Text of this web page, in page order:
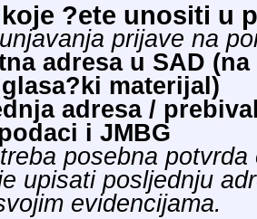
?ete unositi u
prijave na
adresa u SAD
materijal)
adresa /
i JMBG
posebna
upisati posljednju
evidencijama.